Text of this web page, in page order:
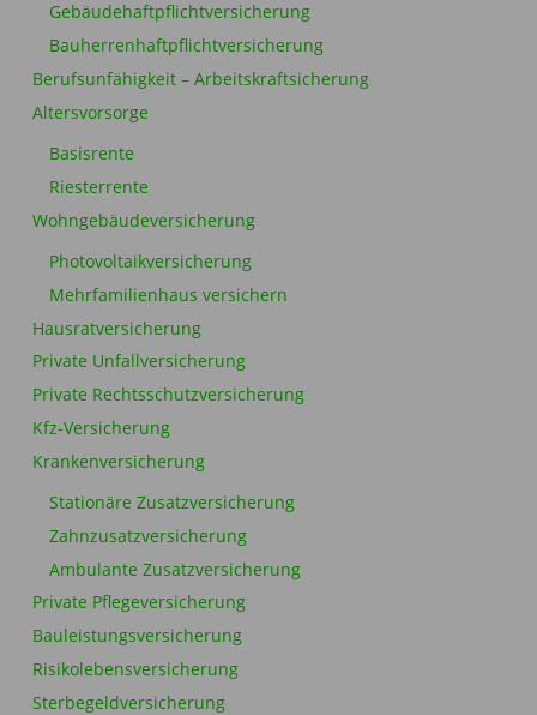
Gebäudehaftpflichtversicherung
Bauherrenhaftpflichtversicherung
Berufsunfähigkeit – Arbeitskraftsicherung
Altersvorsorge
Basisrente
Riesterrente
Wohngebäudeversicherung
Photovoltaikversicherung
Mehrfamilienhaus versichern
Hausratversicherung
Private Unfallversicherung
Private Rechtsschutzversicherung
Kfz-Versicherung
Krankenversicherung
Stationäre Zusatzversicherung
Zahnzusatzversicherung
Ambulante Zusatzversicherung
Private Pflegeversicherung
Bauleistungsversicherung
Risikolebensversicherung
Sterbegeldversicherung